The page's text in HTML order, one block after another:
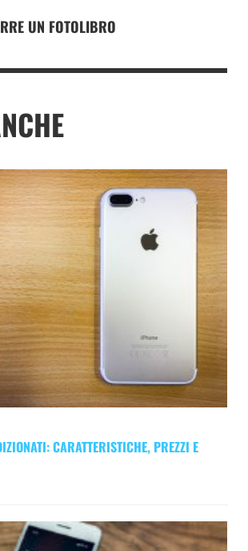
UN FOTOLIBRO
CARATTERISTICHE, PREZZI E